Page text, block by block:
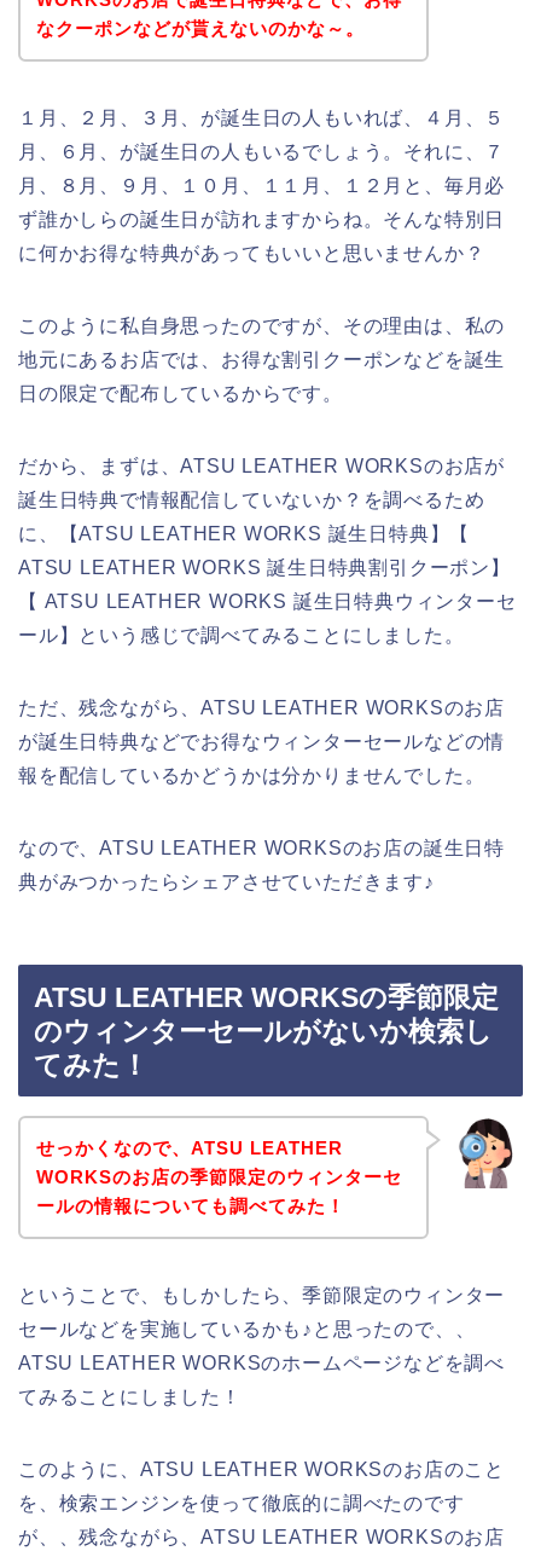
なクーポンなどが貰えないのかな～。
１月、２月、３月、が誕生日の人もいれば、４月、５
月、６月、が誕生日の人もいるでしょう。それに、７
月、８月、９月、１０月、１１月、１２月と、毎月必
ず誰かしらの誕生日が訪れますからね。そんな特別日
に何かお得な特典があってもいいと思いませんか？
このように私自身思ったのですが、その理由は、私の
地元にあるお店では、お得な割引クーポンなどを誕生
日の限定で配布しているからです。
だから、まずは、ATSU LEATHER WORKSのお店が
誕生日特典で情報配信していないか？を調べるため
に、【ATSU LEATHER WORKS 誕生日特典】【
ATSU LEATHER WORKS 誕生日特典割引クーポン】
【 ATSU LEATHER WORKS 誕生日特典ウィンターセ
ール】という感じで調べてみることにしました。
ただ、残念ながら、ATSU LEATHER WORKSのお店
が誕生日特典などでお得なウィンターセールなどの情
報を配信しているかどうかは分かりませんでした。
なので、ATSU LEATHER WORKSのお店の誕生日特
典がみつかったらシェアさせていただきます♪
ATSU LEATHER WORKSの季節限定
のウィンターセールがないか検索し
てみた！
せっかくなので、ATSU LEATHER
WORKSのお店の季節限定のウィンターセ
ールの情報についても調べてみた！
ということで、もしかしたら、季節限定のウィンター
セールなどを実施しているかも♪と思ったので、、
ATSU LEATHER WORKSのホームページなどを調べ
てみることにしました！
このように、ATSU LEATHER WORKSのお店のこと
を、検索エンジンを使って徹底的に調べたのです
が、、残念ながら、ATSU LEATHER WORKSのお店